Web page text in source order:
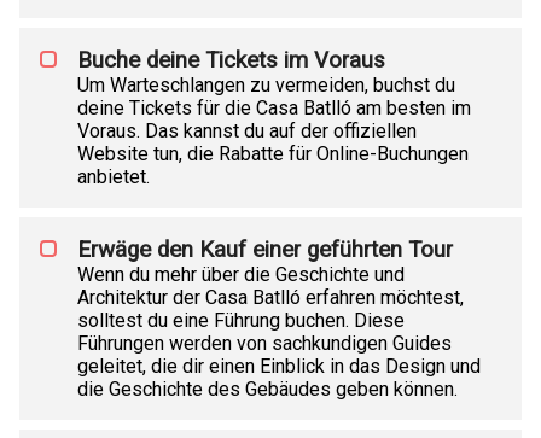
Buche deine Tickets im Voraus
Um Warteschlangen zu vermeiden, buchst du
deine Tickets für die Casa Batlló am besten im
Voraus. Das kannst du auf der offiziellen
Website tun, die Rabatte für Online-Buchungen
anbietet.
Erwäge den Kauf einer geführten Tour
Wenn du mehr über die Geschichte und
Architektur der Casa Batlló erfahren möchtest,
solltest du eine Führung buchen. Diese
Führungen werden von sachkundigen Guides
geleitet, die dir einen Einblick in das Design und
die Geschichte des Gebäudes geben können.